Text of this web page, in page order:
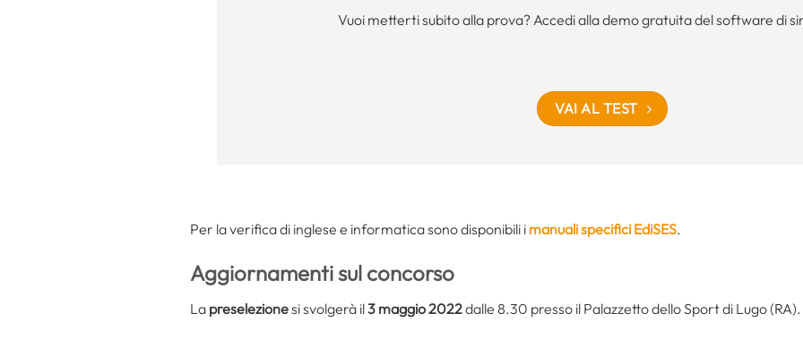
Vuoi metterti subito alla prova? Accedi alla demo gratuita del software di
VAI AL TEST
Per la verifica di inglese e informatica sono disponibili i manuali specifici EdiSES.
Aggiornamenti sul concorso
La preselezionesi svolgerà il3 maggio 2022dalle 8.30 presso il Palazzetto dello Sport di Lugo (RA).